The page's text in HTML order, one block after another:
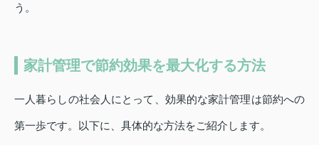
う。
家計管理で節約効果を最大化する方法
一人暮らしの社会人にとって、効果的な家計管理は節約への
第一歩です。以下に、具体的な方法をご紹介します。